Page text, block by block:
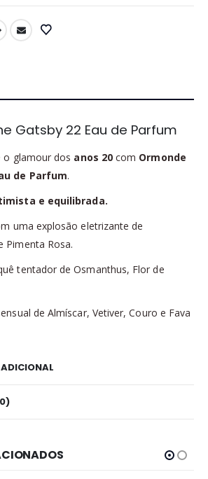
Gatsby 22 Eau de Parfum
o glamour dos anos 20com Ormonde
de Parfum.
e equilibrada.
uma explosão eletrizante de
Pimenta Rosa.
tentador de Osmanthus, Flor de
de Almíscar, Vetiver, Couro e Fava